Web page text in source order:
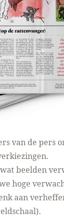
van de pers
beelden
hoge
aan